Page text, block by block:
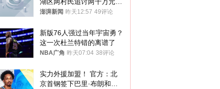
迁款八年未果
澎湃新闻 昨天12:57 49评论
新版76人强过当年宇宙勇？
这一次杜兰特错的离谱了
NBA广角 昨天07:04 38评论
实力外援加盟！ 官方：北
京首钢签下巴里·布朗和桑